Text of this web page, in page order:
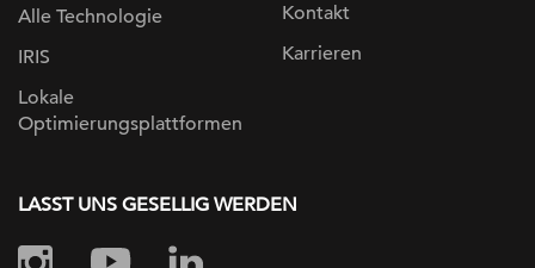
Alle Technologie
IRIS
Lokale
Optimierungsplattformen
Kontakt
Karrieren
LASST UNS GESELLIG WERDEN